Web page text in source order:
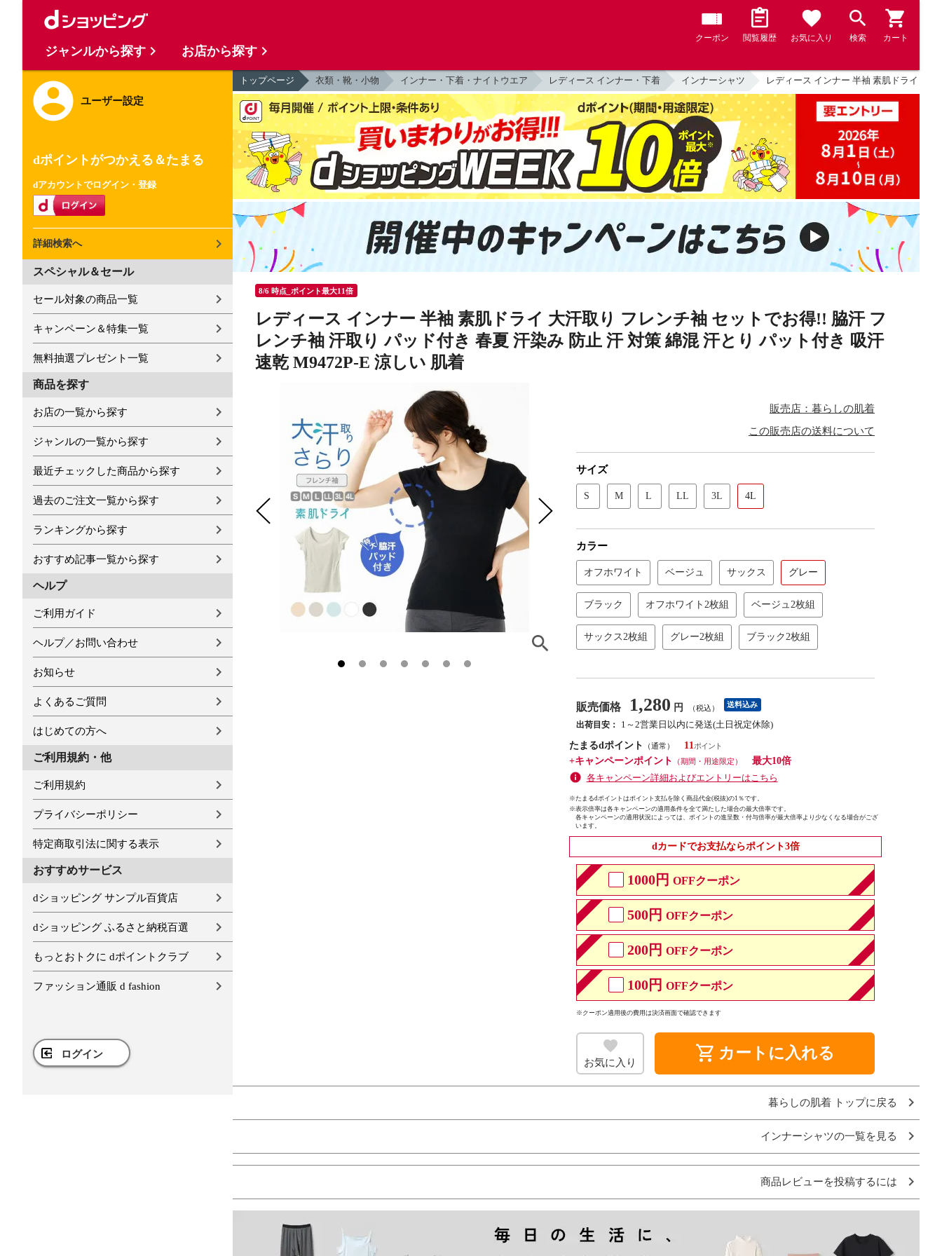
クーポン 閲覧履歴 お気に入り 検索 カート
ユーザー設定
dポイントがつかえる＆たまる
dアカウントでログイン・登録
詳細検索へ
スペシャル＆セール
セール対象の商品一覧
キャンペーン＆特集一覧
無料抽選プレゼント一覧
商品を探す
お店の一覧から探す
ジャンルの一覧から探す
最近チェックした商品から探す
過去のご注文一覧から探す
ランキングから探す
おすすめ記事一覧から探す
ヘルプ
ご利用ガイド
ヘルプ／お問い合わせ
お知らせ
よくあるご質問
はじめての方へ
ご利用規約・他
ご利用規約
プライバシーポリシー
特定商取引法に関する表示
おすすめサービス
dショッピング サンプル百貨店
dショッピング ふるさと納税百選
もっとおトクに dポイントクラブ
ファッション通販 d fashion
ログイン
トップページ 衣類・靴・小物 インナー・下着・ナイトウエア レディース インナー・下着 インナーシャツ レディース インナー 半袖 素肌ドライ 大
8/6 時点_ポイント最大11倍
レディース インナー 半袖 素肌ドライ 大汗取り フレンチ袖 セットでお得!! 脇汗 フ
レンチ袖 汗取り パッド付き 春夏 汗染み 防止 汗 対策 綿混 汗とり パット付き 吸汗
速乾 M9472P-E 涼しい 肌着
販売店：暮らしの肌着
この販売店の送料について
サイズ
S M L LL 3L 4L
カラー
オフホワイト ベージュ サックス グレー
ブラック オフホワイト2枚組 ベージュ2枚組
サックス2枚組 グレー2枚組 ブラック2枚組
販売価格 1,280 円 （税込） 送料込み
出荷目安：
1～2営業日以内に発送(土日祝定休除)
たまるdポイント
（通常）
11
+キャンペーンポイント
（期間・用途限定）
最大10倍
各キャンペーン詳細およびエントリーはこちら
※たまるdポイントはポイント支払を除く商品代金(税抜)の1％です。
※表示倍率は各キャンペーンの適用条件を全て満たした場合の最大倍率です。
各キャンペーンの適用状況によっては、ポイントの進呈数・付与倍率が最大倍率より少なくなる場合がござ
います。
dカードでお支払ならポイント3倍
1000円 OFFクーポン
500円 OFFクーポン
200円 OFFクーポン
100円 OFFクーポン
※クーポン適用後の費用は決済画面で確認できます
お気に入り shopping_cart カートに入れる
暮らしの肌着 トップに戻る
インナーシャツの一覧を見る
商品レビューを投稿するには
ジャンルから探す お店から探す